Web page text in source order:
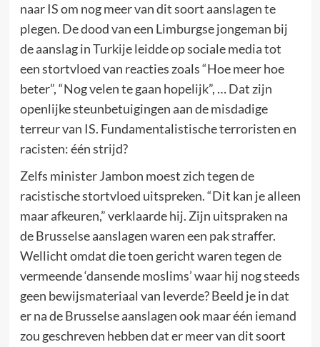
naar IS om nog meer van dit soort aanslagen te
plegen. De dood van een Limburgse jongeman bij
de aanslag in Turkije leidde op sociale media tot
een stortvloed van reacties zoals “Hoe meer hoe
beter”, “Nog velen te gaan hopelijk”, … Dat zijn
openlijke steunbetuigingen aan de misdadige
terreur van IS. Fundamentalistische terroristen en
racisten: één strijd?
Zelfs minister Jambon moest zich tegen de
racistische stortvloed uitspreken. “Dit kan je alleen
maar afkeuren,” verklaarde hij. Zijn uitspraken na
de Brusselse aanslagen waren een pak straffer.
Wellicht omdat die toen gericht waren tegen de
vermeende ‘dansende moslims’ waar hij nog steeds
geen bewijsmateriaal van leverde? Beeld je in dat
er na de Brusselse aanslagen ook maar één iemand
zou geschreven hebben dat er meer van dit soort